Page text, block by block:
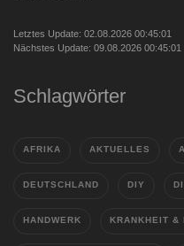
Letztes Update: 02.08.2026 00:45:01
Nächstes Update: 09.08.2026 00:45:01
Schlagwörter
AFRIKA AKTUELLES
DEUTSCHLAND DIY
HANDWERK KRANKHEIT &